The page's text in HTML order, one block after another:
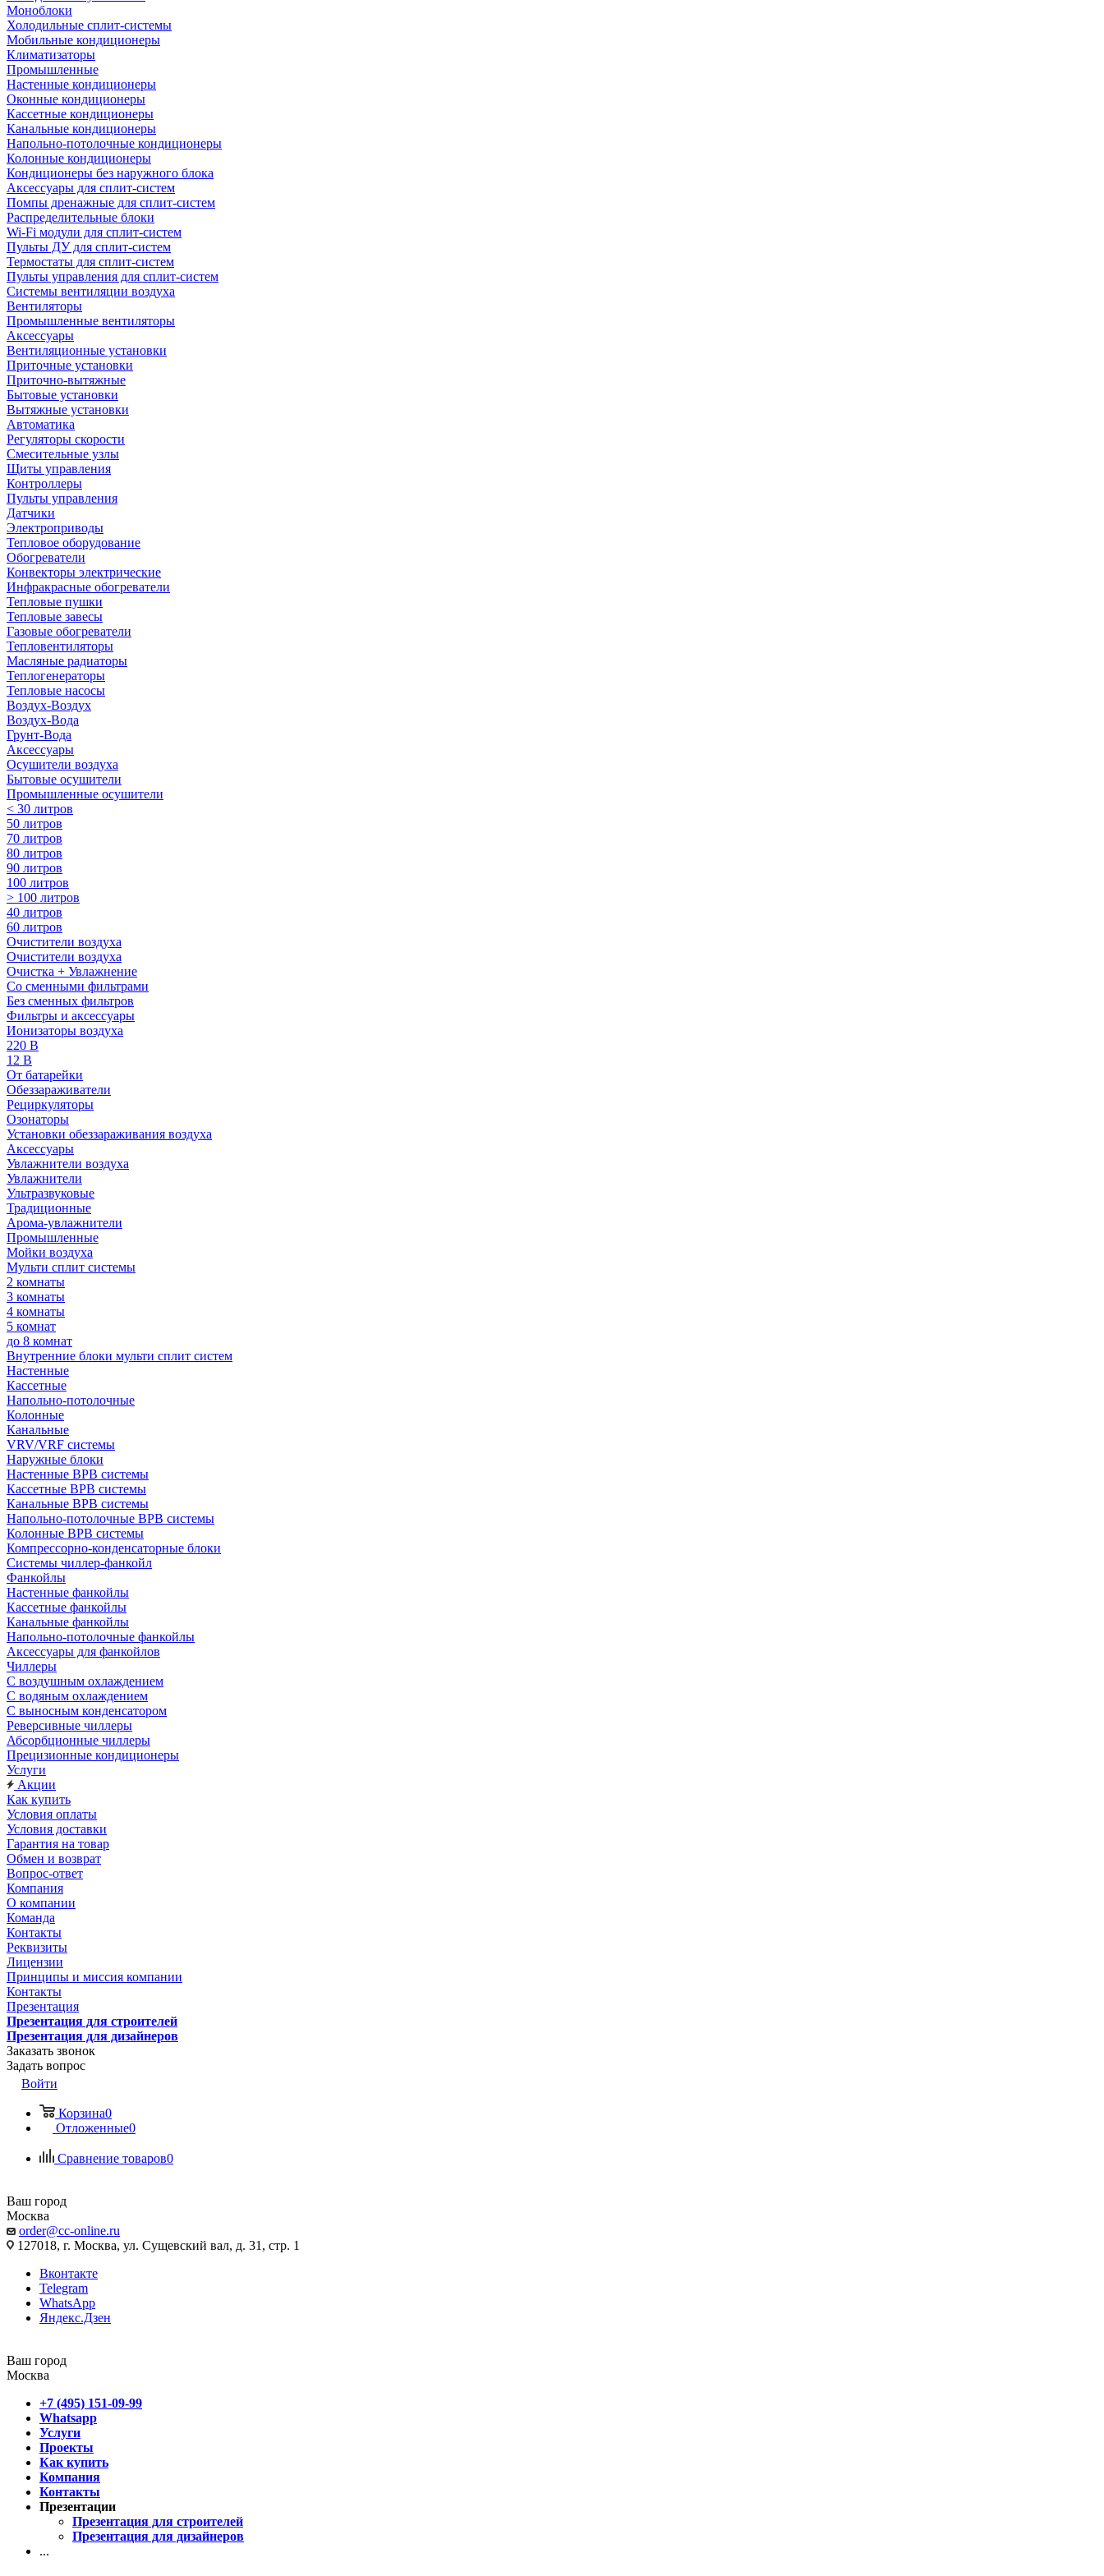
Моноблоки
Холодильные сплит-системы
Мобильные кондиционеры
Климатизаторы
Промышленные
Настенные кондиционеры
Оконные кондиционеры
Кассетные кондиционеры
Канальные кондиционеры
Напольно-потолочные кондиционеры
Колонные кондиционеры
Кондиционеры без наружного блока
Аксессуары для сплит-систем
Помпы дренажные для сплит-систем
Распределительные блоки
Wi-Fi модули для сплит-систем
Пульты ДУ для сплит-систем
Термостаты для сплит-систем
Пульты управления для сплит-систем
Системы вентиляции воздуха
Вентиляторы
Промышленные вентиляторы
Аксессуары
Вентиляционные установки
Приточные установки
Приточно-вытяжные
Бытовые установки
Вытяжные установки
Автоматика
Регуляторы скорости
Смесительные узлы
Щиты управления
Контроллеры
Пульты управления
Датчики
Электроприводы
Тепловое оборудование
Обогреватели
Конвекторы электрические
Инфракрасные обогреватели
Тепловые пушки
Тепловые завесы
Газовые обогреватели
Тепловентиляторы
Масляные радиаторы
Теплогенераторы
Тепловые насосы
Воздух-Воздух
Воздух-Вода
Грунт-Вода
Аксессуары
Осушители воздуха
Бытовые осушители
Промышленные осушители
< 30 литров
50 литров
70 литров
80 литров
90 литров
100 литров
> 100 литров
40 литров
60 литров
Очистители воздуха
Очистители воздуха
Очистка + Увлажнение
Cо сменными фильтрами
Без сменных фильтров
Фильтры и аксессуары
Ионизаторы воздуха
220 В
12 В
От батарейки
Обеззараживатели
Рециркуляторы
Озонаторы
Установки обеззараживания воздуха
Аксессуары
Увлажнители воздуха
Увлажнители
Ультразвуковые
Традиционные
Арома-увлажнители
Промышленные
Мойки воздуха
Мульти сплит системы
2 комнаты
3 комнаты
4 комнаты
5 комнат
до 8 комнат
Внутренние блоки мульти сплит систем
Настенные
Кассетные
Напольно-потолочные
Колонные
Канальные
VRV/VRF системы
Наружные блоки
Настенные ВРВ системы
Кассетные ВРВ системы
Канальные ВРВ системы
Напольно-потолочные ВРВ системы
Колонные ВРВ системы
Компрессорно-конденсаторные блоки
Системы чиллер-фанкойл
Фанкойлы
Настенные фанкойлы
Кассетные фанкойлы
Канальные фанкойлы
Напольно-потолочные фанкойлы
Аксессуары для фанкойлов
Чиллеры
С воздушным охлаждением
С водяным охлаждением
С выносным конденсатором
Реверсивные чиллеры
Абсорбционные чиллеры
Прецизионные кондиционеры
Услуги
Акции
Как купить
Условия оплаты
Условия доставки
Гарантия на товар
Обмен и возврат
Вопрос-ответ
Компания
О компании
Команда
Контакты
Реквизиты
Лицензии
Принципы и миссия компании
Контакты
Презентация
Презентация для строителей
Презентация для дизайнеров
Заказать звонок
Задать вопрос
Войти
Корзина0
Отложенные0
Сравнение товаров0
Ваш город
Москва
order@cc-online.ru
127018, г. Москва, ул. Сущевский вал, д. 31, стр. 1
Вконтакте
Telegram
WhatsApp
Яндекс.Дзен
Ваш город
Москва
+7 (495) 151-09-99
Whatsapp
Услуги
Проекты
Как купить
Компания
Контакты
Презентации
Презентация для строителей
Презентация для дизайнеров
...